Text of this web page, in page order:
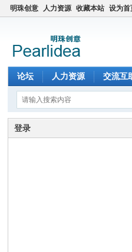
明珠创意 人力资源 收藏本站 设为首
论坛 人力资源 交流互
登录